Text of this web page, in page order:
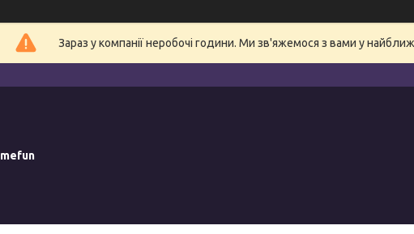
Зараз у компанії неробочі години. Ми зв'яжемося з вами у